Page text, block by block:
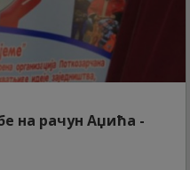
на рачун Аџића -